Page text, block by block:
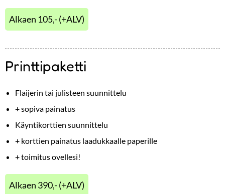
Alkaen 105,- (+ALV)
Printtipaketti
Flaijerin tai julisteen suunnittelu
+ sopiva painatus
Käyntikorttien suunnittelu
+ korttien painatus laadukkaalle paperille
+ toimitus ovellesi!
Alkaen 390,- (+ALV)